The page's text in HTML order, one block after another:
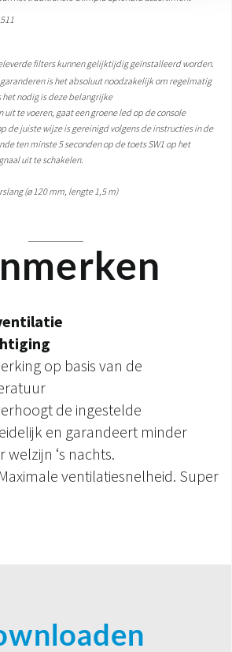
filters kunnen gelijktijdig geïnstalleerd worden.
is het absoluut noodzakelijk om regelmatig
nodig is deze belangrijke
te voeren, gaat een groene led op de console
de juiste wijze is gereinigd volgens de instructies in de
ten minste 5 seconden op de toets SW1 op het
uit te schakelen.
(ø 120 mm, lengte 1,5 m)
op basis van de
de ingestelde
en garandeert minder
‘s nachts.
Maximale ventilatiesnelheid. Super